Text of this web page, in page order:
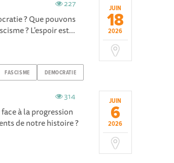
JUIN
18
2026
227
? Que pouvons
? L'espoir est...
FASCISME DEMOCRATIE
JUIN
6
2026
314
à la progression
de notre histoire ?